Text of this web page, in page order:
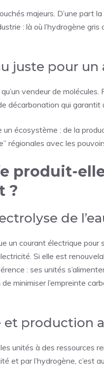
majeurs. D’une part
: là où l’hydrogène
juste pour
vendeur de
décarbonation qui
écosystème : de la
régionales avec les
produit-
?
de
un courant électrique
Si elle est
: ses unités
minimiser l’empreinte
et production
unités à des ressources
et par l’hydrogène,